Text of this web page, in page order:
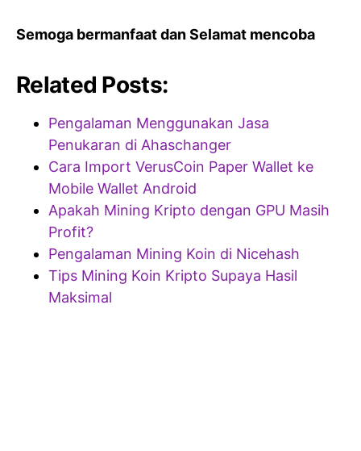
Semoga bermanfaat dan Selamat mencoba
Related Posts:
Pengalaman Menggunakan Jasa
Penukaran di Ahaschanger
Cara Import VerusCoin Paper Wallet ke
Mobile Wallet Android
Apakah Mining Kripto dengan GPU Masih
Profit?
Pengalaman Mining Koin di Nicehash
Tips Mining Koin Kripto Supaya Hasil
Maksimal